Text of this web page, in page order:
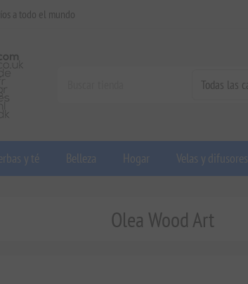
a todo el mundo
y té Belleza Hogar Velas y difusores
Olea Wood Art